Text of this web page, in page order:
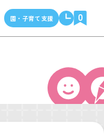
園・子育て支援 0